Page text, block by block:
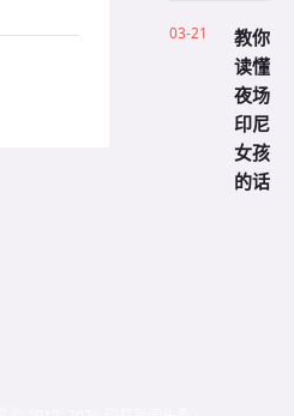
03-21
教你
读懂
夜场
印尼
女孩
的话